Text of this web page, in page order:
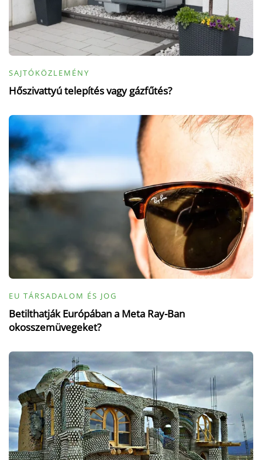
SAJTÓKÖZLEMÉNY
Hőszivattyú telepítés vagy gázfűtés?
EU TÁRSADALOM ÉS JOG
Betilthatják Európában a Meta Ray-Ban
okosszemüvegeket?